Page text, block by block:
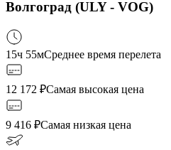
Волгоград (ULY - VOG)
15ч 55мСреднее время перелета
12 172 ₽Самая высокая цена
9 416 ₽Самая низкая цена